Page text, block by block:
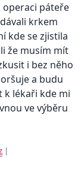
operaci páteře
krkem
kde se zjistila
že musím mít
i bez něho
a budu
k lékaři kde mi
ve výběru
|